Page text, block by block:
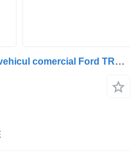
Far YC15-13W029 pentru vehicul comercial Ford TRANSIT Caixa (FA_ _) | 00 - 06